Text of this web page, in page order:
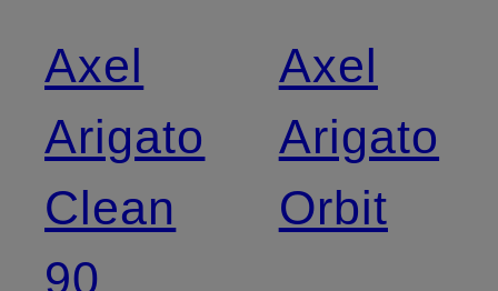
Axel
Arigato
Clean
90
Axel
Arigato
Orbit